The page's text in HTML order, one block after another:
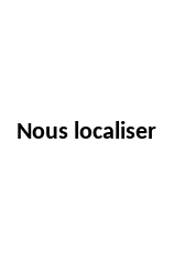
Nous localiser